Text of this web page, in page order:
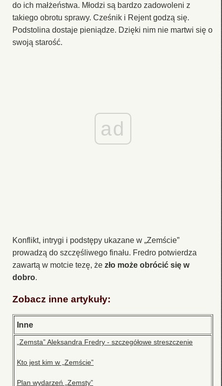
do ich małżeństwa. Młodzi są bardzo zadowoleni z
takiego obrotu sprawy. Cześnik i Rejent godzą się.
Podstolina dostaje pieniądze. Dzięki nim nie martwi się o
swoją starość.
ad
Konflikt, intrygi i podstępy ukazane w „Zemście”
prowadzą do szczęśliwego finału. Fredro potwierdza
zawartą w motcie tezę, że zło może obrócić się w
dobro.
Zobacz inne artykuły:
Inne
„Zemsta” Aleksandra Fredry - szczegółowe streszczenie
Kto jest kim w „Zemście”
Plan wydarzeń „Zemsty”